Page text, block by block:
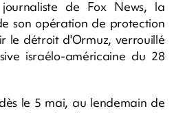
de Fox News, la
son opération de protection
le détroit d'Ormuz, verrouillé
israélo-américaine du 28
le 5 mai, au lendemain de